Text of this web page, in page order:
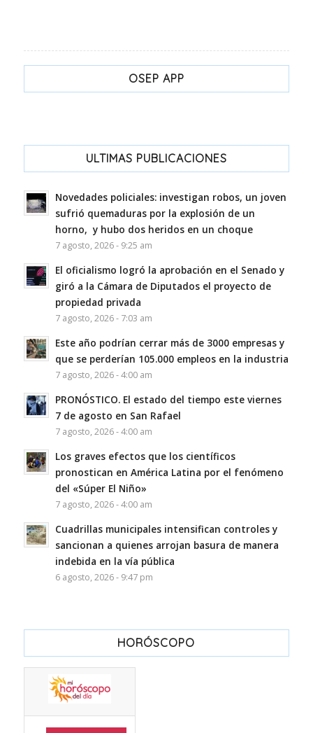
OSEP APP
ULTIMAS PUBLICACIONES
Novedades policiales: investigan robos, un joven
sufrió quemaduras por la explosión de un
horno, y hubo dos heridos en un choque
7 agosto, 2026 - 9:25 am
El oficialismo logró la aprobación en el Senado y
giró a la Cámara de Diputados el proyecto de
propiedad privada
7 agosto, 2026 - 7:03 am
Este año podrían cerrar más de 3000 empresas y
que se perderían 105.000 empleos en la industria
7 agosto, 2026 - 4:00 am
PRONÓSTICO. El estado del tiempo este viernes
7 de agosto en San Rafael
7 agosto, 2026 - 4:00 am
Los graves efectos que los científicos
pronostican en América Latina por el fenómeno
del «Súper El Niño»
7 agosto, 2026 - 4:00 am
Cuadrillas municipales intensifican controles y
sancionan a quienes arrojan basura de manera
indebida en la vía pública
6 agosto, 2026 - 9:47 pm
HORÓSCOPO